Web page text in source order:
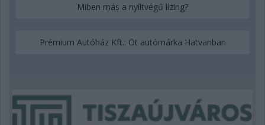
Miben más a nyíltvégű lízing?
Prémium Autóház Kft.: Öt autómárka Hatvanban